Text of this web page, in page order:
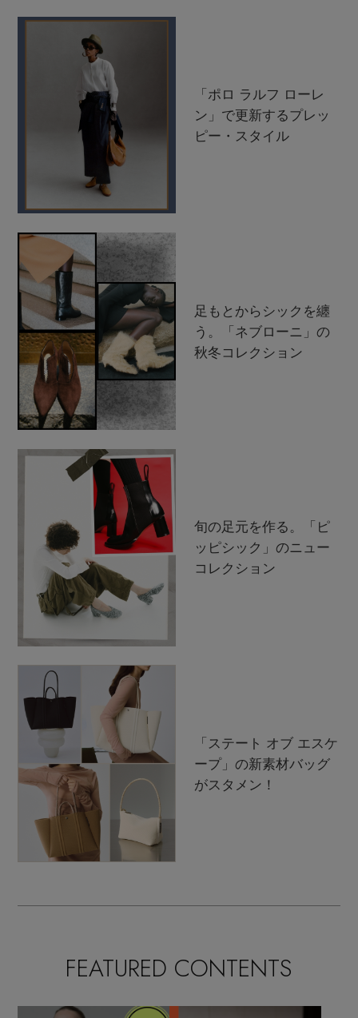
「ポロ ラルフ ローレ
ン」で更新するプレッ
ピー・スタイル
足もとからシックを纏
う。「ネブローニ」の
秋冬コレクション
旬の足元を作る。「ピ
ッピシック」のニュー
コレクション
「ステート オブ エスケ
ープ」の新素材バッグ
がスタメン！
FEATURED CONTENTS